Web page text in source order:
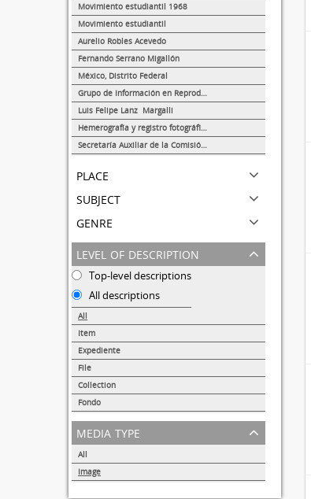
Movimiento estudiantil 1968
Movimiento estudiantil
Aurelio Robles Acevedo
Fernando Serrano Migallón
México, Distrito Federal
Grupo de Información en Reproducción Elegida (GIRE)
Luis Felipe Lanz Margalli
Hemerografía y registro fotográfico sobre el conflicto universitario de 1999-2000
Secretaría Auxiliar de la Comisión Organizadora de la Exposición 1929-1979. Autonomía Universitaria UNAM.
place
subject
genre
level of description
Top-level descriptions
All descriptions
All
Item
Expediente
File
Collection
Fondo
44
media type
All
Image